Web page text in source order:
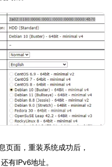
页面，重装系统成功后，
有IPv6地址。